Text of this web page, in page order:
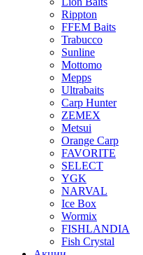
Rippton
FFEM Baits
Trabucco
Sunline
Mottomo
Mepps
Ultrabaits
Carp Hunter
ZEMEX
Metsui
Orange Carp
FAVORITE
SELECT
YGK
NARVAL
Ice Box
Wormix
FISHLANDIA
Fish Crystal